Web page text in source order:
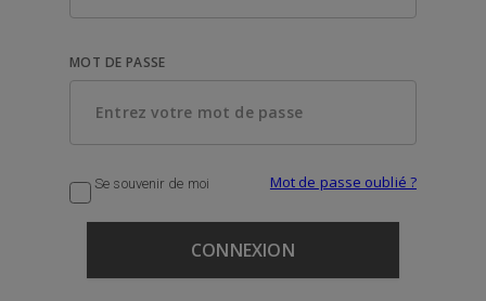
MOT DE PASSE
Se souvenir de moi Mot de passe oublié ?